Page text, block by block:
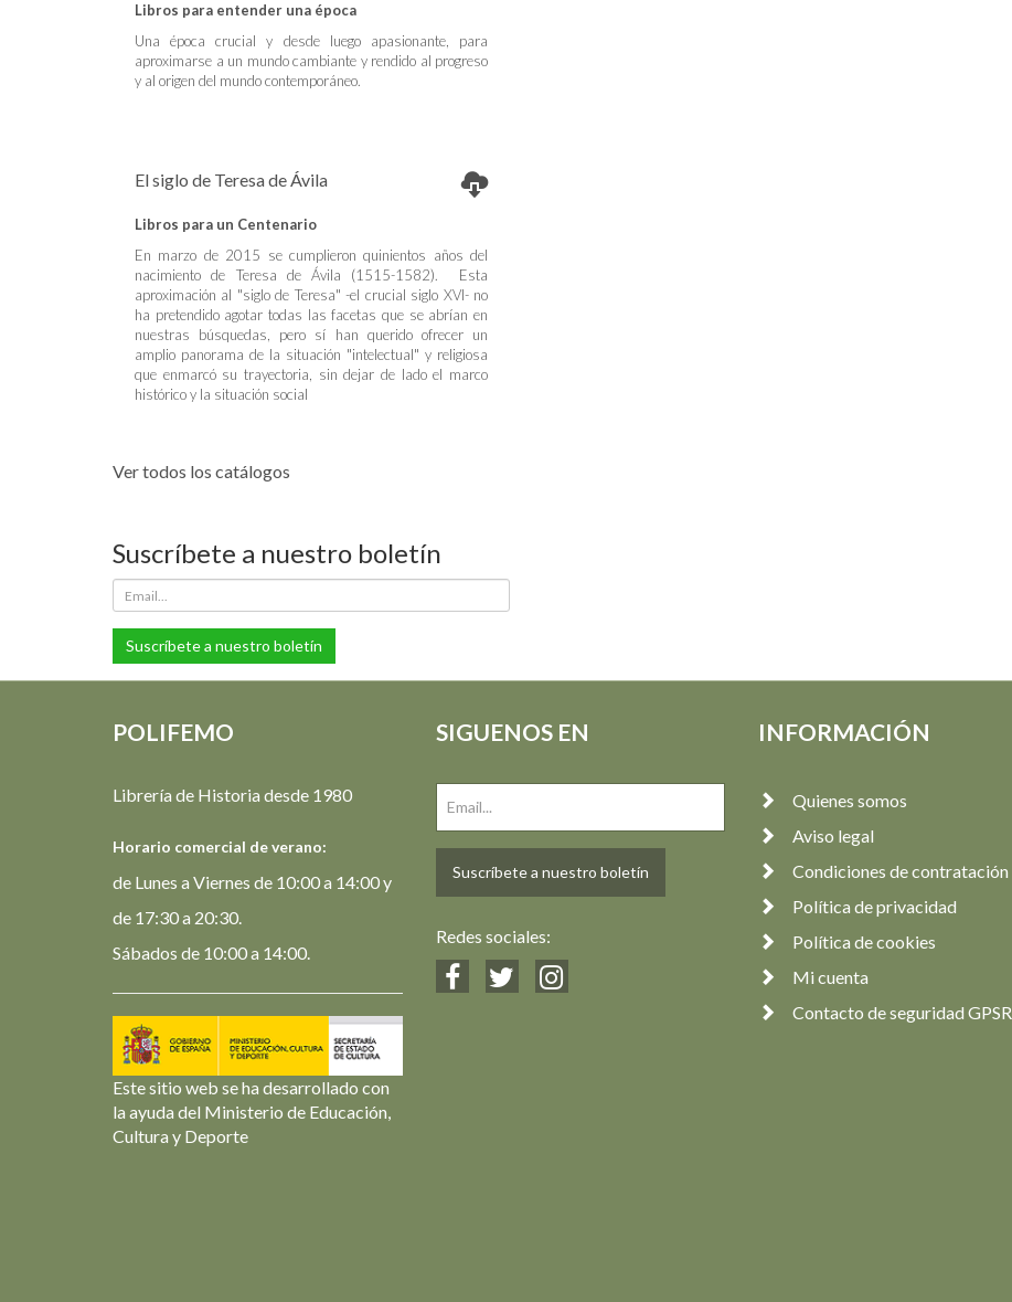
Libros para entender una época
Una época crucial y desde luego apasionante, para
aproximarse a un mundo cambiante y rendido al progreso
y al origen del mundo contemporáneo.
El siglo de Teresa de Ávila
Libros para un Centenario
En marzo de 2015 se cumplieron quinientos años del
nacimiento de Teresa de Ávila (1515-1582). Esta
aproximación al "siglo de Teresa" -el crucial siglo XVI- no
ha pretendido agotar todas las facetas que se abrían en
nuestras búsquedas, pero sí han querido ofrecer un
amplio panorama de la situación "intelectual" y religiosa
que enmarcó su trayectoria, sin dejar de lado el marco
histórico y la situación social
Ver todos los catálogos
Suscríbete a nuestro boletín
Suscríbete a nuestro boletín
POLIFEMO
Librería de Historia desde 1980
Horario comercial de verano:
de Lunes a Viernes de 10:00 a 14:00 y
de 17:30 a 20:30.
Sábados de 10:00 a 14:00.
Este sitio web se ha desarrollado con
la ayuda del Ministerio de Educación,
Cultura y Deporte
SIGUENOS EN
Suscríbete a nuestro boletín
Redes sociales:
INFORMACIÓN
Quienes somos
Aviso legal
Condiciones de contratación
Política de privacidad
Política de cookies
Mi cuenta
Contacto de seguridad GPSR